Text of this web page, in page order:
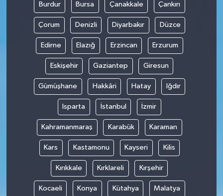
Burdur Bursa Çanakkale Çankırı
Çorum Denizli Diyarbakır Düzce
Edirne Elazığ Erzincan Erzurum
Eskişehir Gaziantep Giresun
Gümüşhane Hakkâri Hatay Iğdır
Isparta İstanbul İzmir
Kahramanmaraş Karabük Karaman
Kars Kastamonu Kayseri Kilis
Kırıkkale Kırklareli Kırşehir
Kocaeli Konya Kütahya Malatya